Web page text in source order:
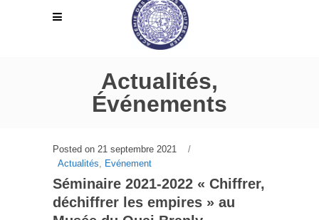
Actualités,
Événements
Posted on 21 septembre 2021
Actualités, Evénement
Séminaire 2021-2022 « Chiffrer,
déchiffrer les empires » au